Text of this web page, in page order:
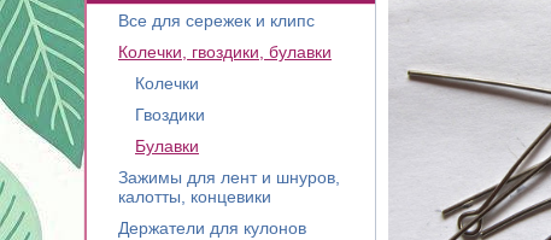
Все для сережек и клипс
Колечки, гвоздики, булавки
Колечки
Гвоздики
Булавки
Зажимы для лент и шнуров,
калотты, концевики
Держатели для кулонов